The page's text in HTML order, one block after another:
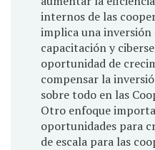
internos de las
implica una inversión
capacitación y
oportunidad de
compensar la
sobre todo en las
Otro enfoque
oportunidades para
de escala para las